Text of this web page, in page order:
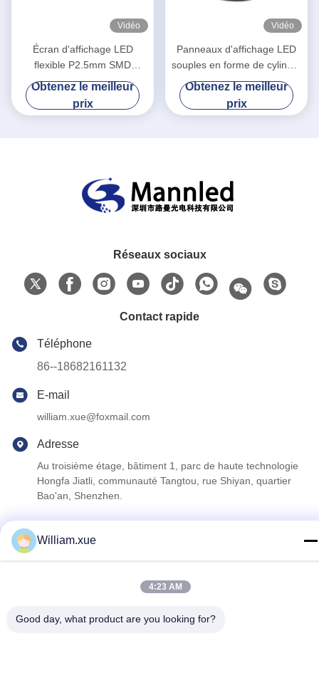
Vidéo
Écran d'affichage LED
flexible P2.5mm SMD
1R1G1B Colonne cylindrique
Obtenez le meilleur
prix
Vidéo
Panneaux d'affichage LED
souples en forme de cylindre
P2.5 courbés à l'intérieur
Obtenez le meilleur
prix
Réseaux sociaux
Contact rapide
Téléphone
86--18682161132
E-mail
william.xue@foxmail.com
Adresse
Au troisième étage, bâtiment 1, parc de haute technologie
Hongfa Jiatli, communauté Tangtou, rue Shiyan, quartier
Bao'an, Shenzhen.
politique de confidentialité
Fournisseur. © de Copyright 2022-2026 Shenzhen Mannled
William.xue
4:23 AM
Good day, what product are you looking for?